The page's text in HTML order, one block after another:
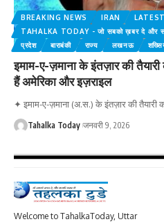
BREAKING NEWS IRAN
TAHALKA TODAY - जो सबको ख़बर दे और
प्रदेश
बाराबंकी राज्य लखनऊ
इमाम-ए-ज़माना के इंतज़ार की
हैं अमेरिका और इज़राइल
✦ इमाम-ए-ज़माना (अ.स.) के इंतज़ार की तैयारी
Tahalka Today जनवरी 9, 2026
Welcome to TahalkaToday, Uttar